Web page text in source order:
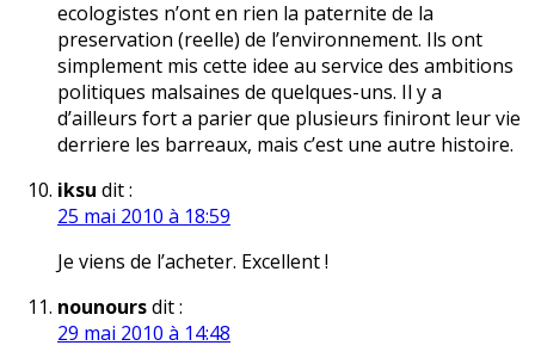
ecologistes n’ont en rien la paternite de la
preservation (reelle) de l’environnement. Ils ont
simplement mis cette idee au service des ambitions
politiques malsaines de quelques-uns. Il y a
d’ailleurs fort a parier que plusieurs finiront leur vie
derriere les barreaux, mais c’est une autre histoire.
iksu dit :
25 mai 2010 à 18:59
Je viens de l’acheter. Excellent !
nounoursdit :
29 mai 2010 à 14:48